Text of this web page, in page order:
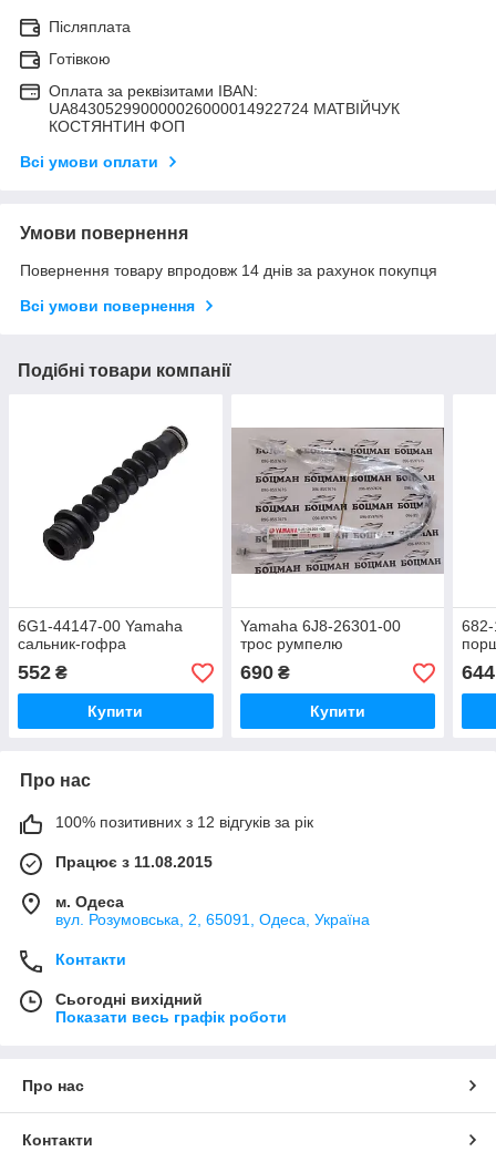
Післяплата
Готівкою
Оплата за реквізитами IBAN:
UA843052990000026000014922724 МАТВIЙЧУК
КОСТЯНТИН ФОП
Всі умови оплати
Умови повернення
Повернення товару впродовж 14 днів за рахунок покупця
Всі умови повернення
Подібні товари компанії
6G1-44147-00 Yamaha
сальник-гофра
552 ₴
Купити
Yamaha 6J8-26301-00
трос румпелю
690₴
Купити
644
Про нас
100% позитивних з 12 відгуків за рік
Працює з 11.08.2015
м. Одеса
вул. Розумовська, 2, 65091, Одеса, Україна
Контакти
Сьогодні вихідний
Показати весь графік роботи
Про нас
Контакти